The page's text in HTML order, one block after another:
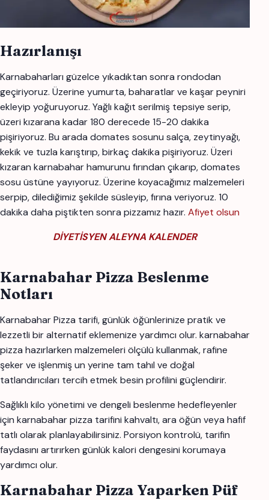
Hazırlanışı
Karnabaharları güzelce yıkadıktan sonra rondodan
geçiriyoruz. Üzerine yumurta, baharatlar ve kaşar peyniri
ekleyip yoğuruyoruz. Yağlı kağıt serilmiş tepsiye serip,
üzeri kızarana kadar 180 derecede 15-20 dakika
pişiriyoruz. Bu arada domates sosunu salça, zeytinyağı,
kekik ve tuzla karıştırıp, birkaç dakika pişiriyoruz. Üzeri
kızaran karnabahar hamurunu fırından çıkarıp, domates
sosu üstüne yayıyoruz. Üzerine koyacağımız malzemeleri
serpip, dilediğimiz şekilde süsleyip, fırına veriyoruz. 10
dakika daha piştikten sonra pizzamız hazır. Afiyet olsun
DİYETİSYEN ALEYNA KALENDER
Karnabahar Pizza Beslenme
Notları
Karnabahar Pizza tarifi, günlük öğünlerinize pratik ve
lezzetli bir alternatif eklemenize yardımcı olur. karnabahar
pizza hazırlarken malzemeleri ölçülü kullanmak, rafine
şeker ve işlenmiş un yerine tam tahıl ve doğal
tatlandırıcıları tercih etmek besin profilini güçlendirir.
Sağlıklı kilo yönetimi ve dengeli beslenme hedefleyenler
için karnabahar pizza tarifini kahvaltı, ara öğün veya hafif
tatlı olarak planlayabilirsiniz. Porsiyon kontrolü, tarifin
faydasını artırırken günlük kalori dengesini korumaya
yardımcı olur.
Karnabahar Pizza Yaparken Püf